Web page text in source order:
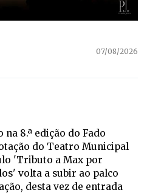
07/08/2026
8.ª edição do Fado
do Teatro Municipal
'Tributo a Max por
volta a subir ao palco
desta vez de entrada